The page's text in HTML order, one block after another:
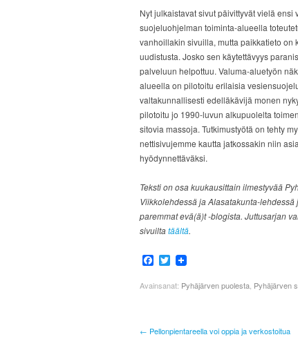
Nyt julkaistavat sivut päivittyvät vielä
suojeluohjelman toiminta-alueella
vanhoillakin sivuilla, mutta paikkatieto on
uudistusta. Josko sen käytettävyys
palveluun helpottuu. Valuma-aluetyön
alueella on pilotoitu erilaisia
valtakunnallisesti edelläkävijä monen
pilotoitu jo 1990-luvun alkupuolelta
sitovia massoja. Tutkimustyötä on tehty
nettisivujemme kautta jatkossakin niin
hyödynnettäväksi.
Teksti on osa kuukausittain ilmestyvää
Viikkolehdessä ja Alasatakunta-
paremmat evä(ä)t -blogista. Juttusarjan
sivuiltatäältä.
Facebook
Twitter
Avainsanat: Pyhäjärven puolesta Pyhäjärven
← Pellonpientareella voi oppia ja verkostoitua